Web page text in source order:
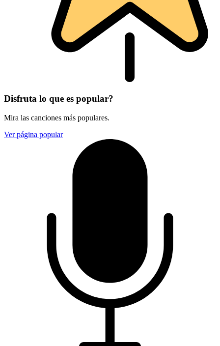
Disfruta lo que es popular?
Mira las canciones más populares.
Ver página popular